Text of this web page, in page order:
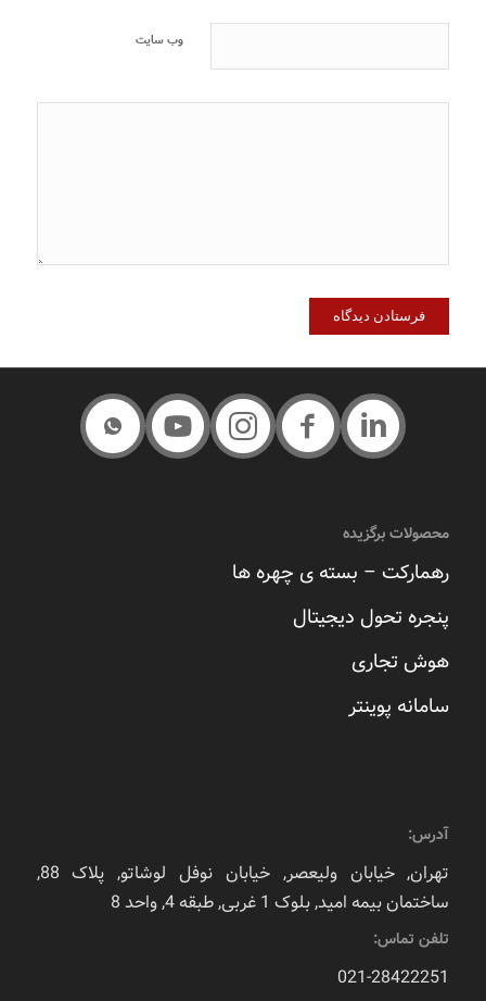
وب‌ سایت
محصولات برگزیده
رهمارکت – بسته ی چهره ها
پنجره تحول دیجیتال
هوش تجاری
سامانه پوینتر
آدرس:
تهران, خیابان ولیعصر, خیابان نوفل لوشاتو, پلاک 88,
ساختمان بیمه امید, بلوک 1 غربی, طبقه 4, واحد 8
تلفن تماس:
021-28422251